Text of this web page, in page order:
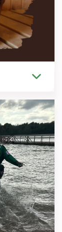
lisää
Kirjoittaja
Sami Salo
lisää